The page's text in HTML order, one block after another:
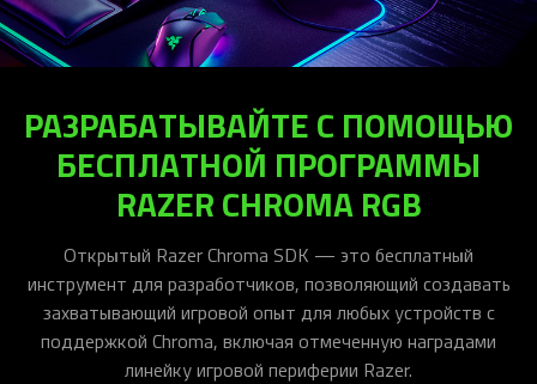
РАЗРАБАТЫВАЙТЕ С ПОМОЩЬЮ
БЕСПЛАТНОЙ ПРОГРАММЫ
RAZER CHROMA RGB
Открытый Razer Chroma SDK — это бесплатный
инструмент для разработчиков, позволяющий создавать
захватывающий игровой опыт для любых устройств с
поддержкой Chroma, включая отмеченную наградами
линейку игровой периферии Razer.